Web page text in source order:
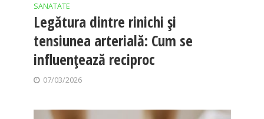
SANATATE
Legătura dintre rinichi și
tensiunea arterială: Cum se
influențează reciproc
07/03/2026